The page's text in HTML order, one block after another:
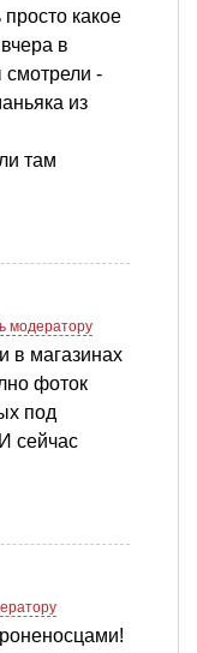
какое
в
смотрели -
из
там
модератору
в магазинах
фоток
под
сейчас